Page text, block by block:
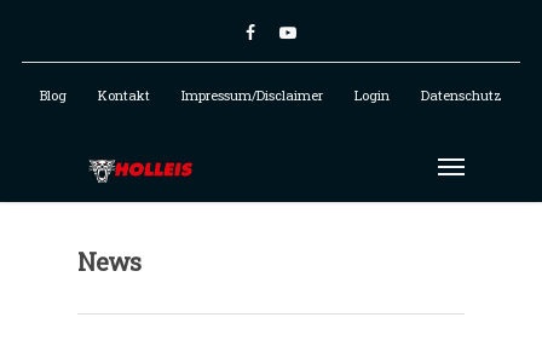
Blog Kontakt Impressum/Disclaimer Login Datenschutz
News